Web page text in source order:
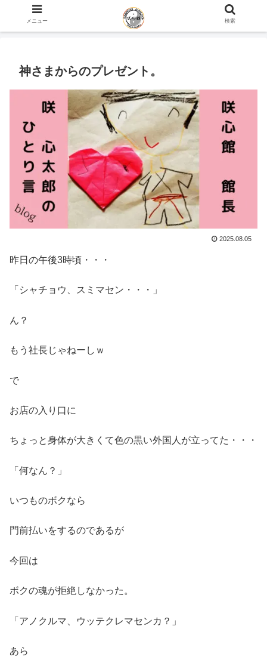
ホーム 咲心館 館長 咲 心太郎のひとり言 blog
神さまからのプレゼント。
2025.08.05
昨日の午後3時頃・・・
「シャチョウ、スミマセン・・・」
ん？
もう社長じゃねーしｗ
で
お店の入り口に
ちょっと身体が大きくて色の黒い外国人が立ってた・・・
「何なん？」
いつものボクなら
門前払いをするのであるが
今回は
ボクの魂が拒絶しなかった。
「アノクルマ、ウッテクレマセンカ？」
あら
メニュー 検索